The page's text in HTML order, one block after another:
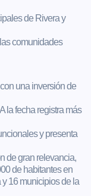
de Rivera y
comunidades
una inversión de
la fecha registra más
y presenta
de gran relevancia,
de habitantes en
16 municipios de la